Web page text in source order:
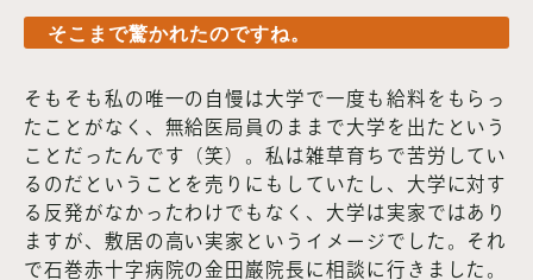
そこまで驚かれたのですね。
そもそも私の唯一の自慢は大学で一度も給料をもらっ
たことがなく、無給医局員のままで大学を出たという
ことだったんです（笑）。私は雑草育ちで苦労してい
るのだということを売りにもしていたし、大学に対す
る反発がなかったわけでもなく、大学は実家ではあり
ますが、敷居の高い実家というイメージでした。それ
で石巻赤十字病院の金田巌院長に相談に行きました。